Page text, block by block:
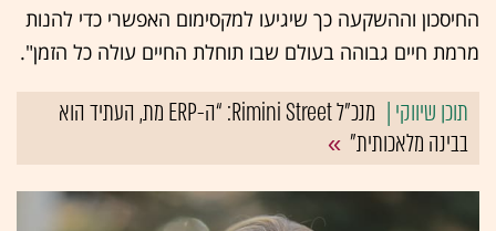
החיסכון וההשקעה כך שיגיעו למקסימום האפשרי כדי להנות
מרמת חיים גבוהה בעולם שבו תוחלת החיים עולה כל הזמן".
מנכ"ל Rimini Street: “ה-ERP מת, העתיד הוא
בבינה מלאכותית”